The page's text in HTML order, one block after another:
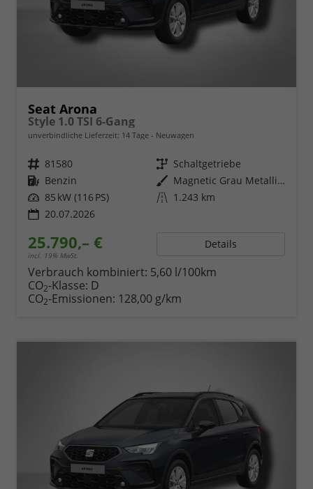
Seat Arona
Style 1.0 TSI 6-Gang
unverbindliche Lieferzeit: 14 Tage Neuwagen
Fahrzeugnr. 81580 Getriebe Schaltgetriebe
Kraftstoff Benzin Außenfarbe
Magnetic Grau Metallic / Dach in Midnight Schwarz Metallic
Leistung 85 kW (116 PS) Kilometerstand 1.243 km
20.07.2026
25.790,– €
incl. 19% MwSt.
Details
Verbrauch kombiniert: 5,60 l/100km
CO2-Klasse: D
CO2-Emissionen: 128,00 g/km